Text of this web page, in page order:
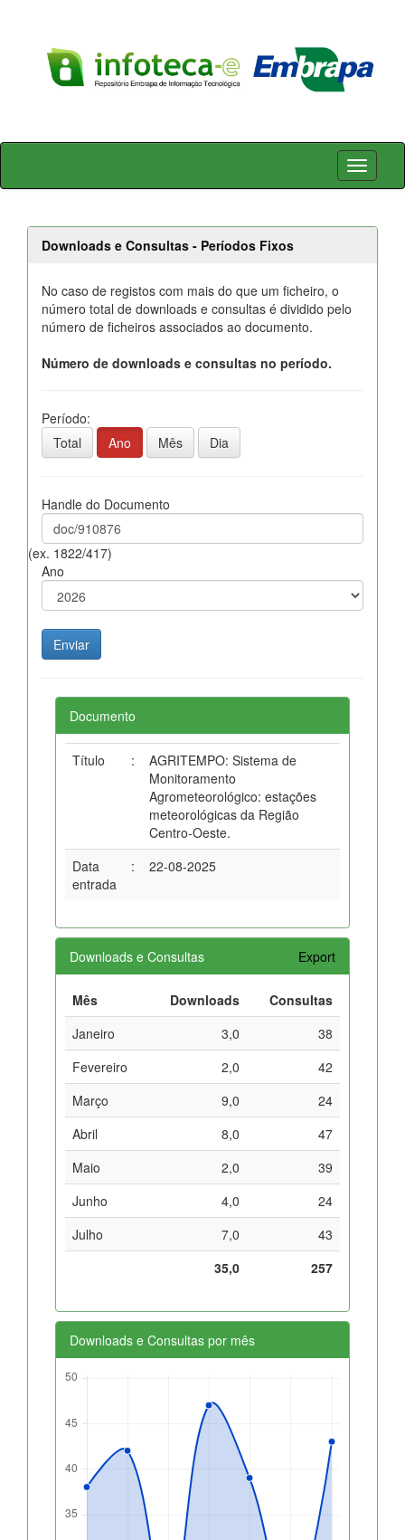
Skip
Downloads e Consultas - Períodos Fixos
No caso de registos com mais do que um ficheiro, o
número total de downloads e consultas é dividido pelo
número de ficheiros associados ao documento.
Número de downloads e consultas no período.
Período:
Total
Ano Mês Dia
Handle do Documento
(ex. 1822/417)
Ano
Documento
Título :
AGRITEMPO: Sistema de
Monitoramento
Agrometeorológico: estações
meteorológicas da Região
Centro-Oeste.
Data
entrada
: 22-08-2025
Downloads e Consultas Export
Mês Downloads
Consultas
Janeiro
3,0
38
Fevereiro
2,0
42
Março
9,0
24
Abril
8,0
47
Maio
2,0
39
Junho
4,0
24
Julho
7,0
43
35,0
257
Downloads e Consultas por mês